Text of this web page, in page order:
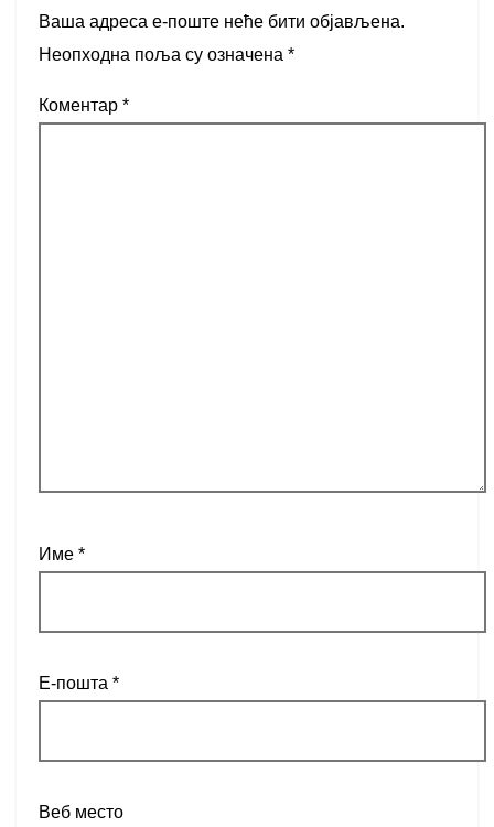
Ваша адреса е-поште неће бити објављена.
Неопходна поља су означена *
Коментар *
Име *
Е-пошта *
Веб место